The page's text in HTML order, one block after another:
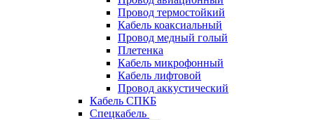
Провод термостойкий
Кабель коаксиальный
Провод медный голый
Плетенка
Кабель микрофонный
Кабель лифтовой
Провод аккустический
Кабель СПКБ
Спецкабель